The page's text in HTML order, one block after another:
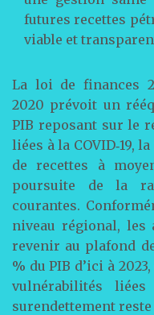
futures recettes
viable et
La loi de finances
2020 prévoit un
PIB reposant sur le
liées à la COVID‑19,
de recettes à
poursuite de la
courantes.
niveau régional, les
revenir au plafond
% du PIB d’ici à
vulnérabilités
surendettement